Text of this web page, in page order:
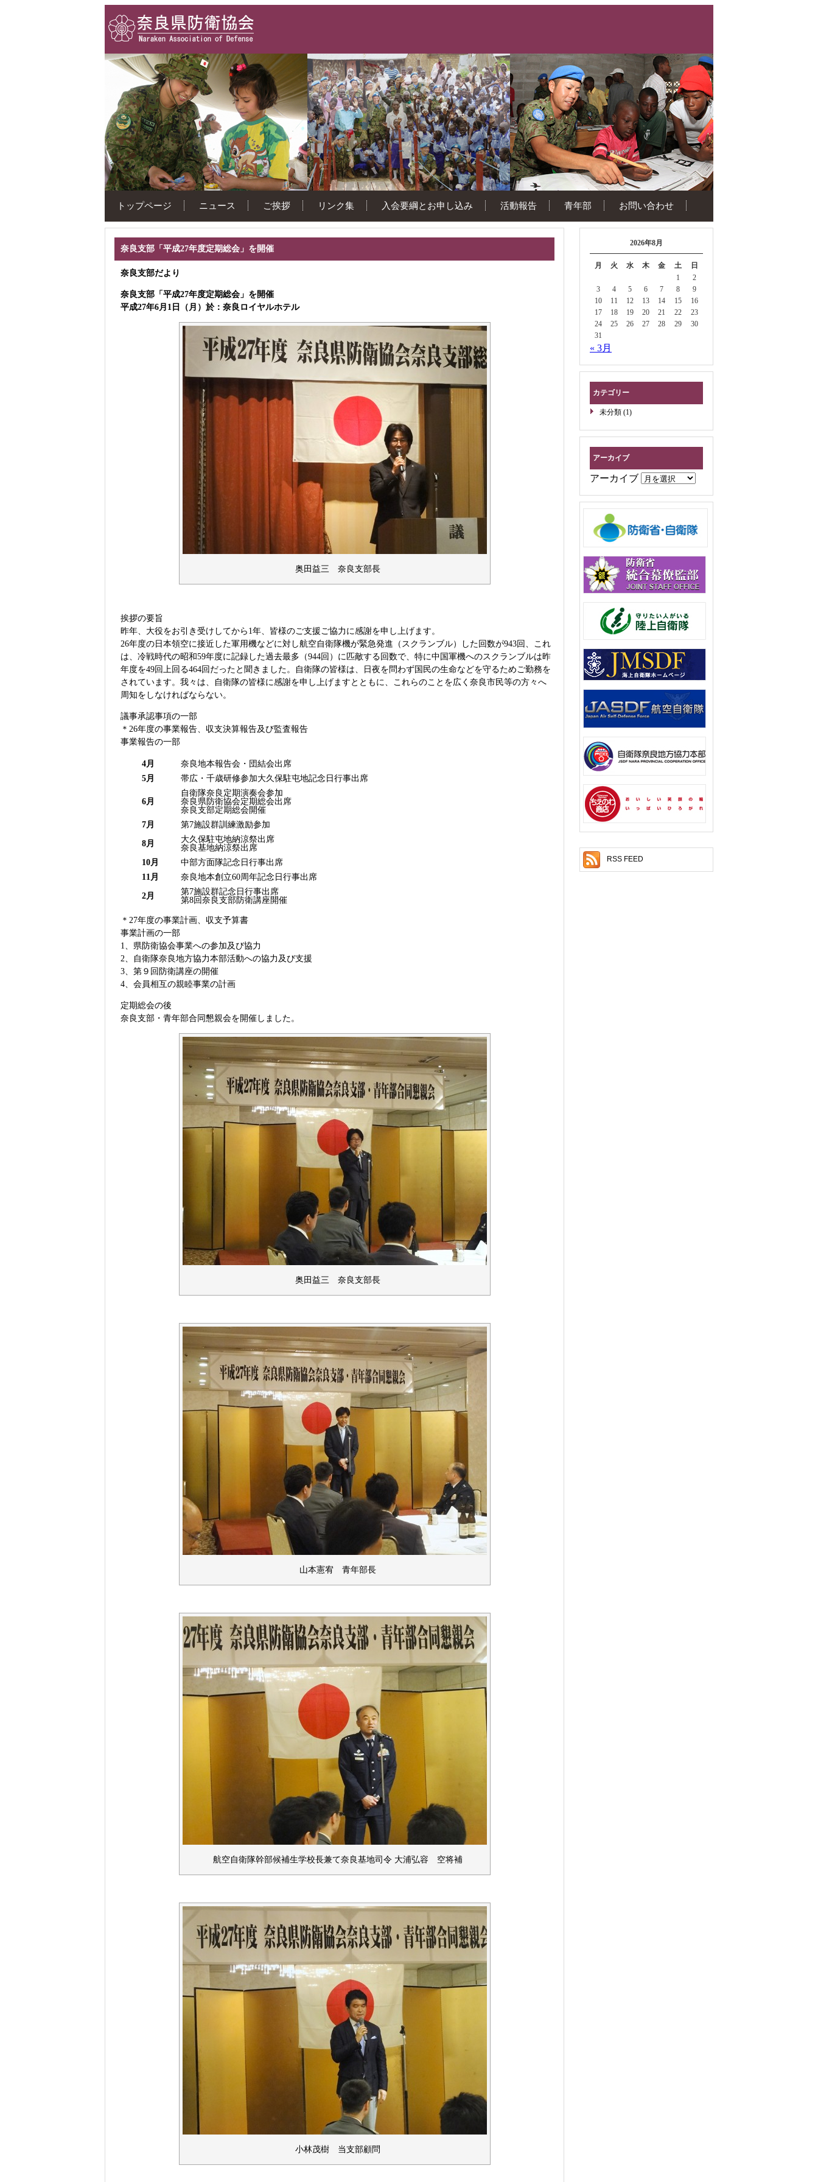
トップページ ニュース ご挨拶 リンク集 入会要綱とお申し込み 活動報告 青年部 お問い合わせ
奈良支部「平成27年度定期総会」を開催
奈良支部だより
奈良支部「平成27年度定期総会」を開催
平成27年6月1日（月）於：奈良ロイヤルホテル
奥田益三 奈良支部長
挨拶の要旨
昨年、大役をお引き受けしてから1年、皆様のご支援ご協力に感謝を申し上げます。
26年度の日本領空に接近した軍用機などに対し航空自衛隊機が緊急発進（スクランブル）した回数が943回、これ
は、冷戦時代の昭和59年度に記録した過去最多（944回）に匹敵する回数で、特に中国軍機へのスクランブルは昨
年度を49回上回る464回だったと聞きました。自衛隊の皆様は、日夜を問わず国民の生命などを守るためご勤務を
されています。我々は、自衛隊の皆様に感謝を申し上げますとともに、これらのことを広く奈良市民等の方々へ
周知をしなければならない。
議事承認事項の一部
＊26年度の事業報告、収支決算報告及び監査報告
事業報告の一部
4月
奈良地本報告会・団結会出席
5月
帯広・千歳研修参加大久保駐屯地記念日行事出席
6月
自衛隊奈良定期演奏会参加
奈良県防衛協会定期総会出席
奈良支部定期総会開催
7月
第7施設群訓練激励参加
8月
大久保駐屯地納涼祭出席
奈良基地納涼祭出席
10月
中部方面隊記念日行事出席
11月
奈良地本創立60周年記念日行事出席
2月
第7施設群記念日行事出席
第8回奈良支部防衛講座開催
＊27年度の事業計画、収支予算書
事業計画の一部
1、県防衛協会事業への参加及び協力
2、自衛隊奈良地方協力本部活動への協力及び支援
3、第９回防衛講座の開催
4、会員相互の親睦事業の計画
定期総会の後
奈良支部・青年部合同懇親会を開催しました。
奥田益三 奈良支部長
山本憲宥 青年部長
航空自衛隊幹部候補生学校長兼て奈良基地司令 大浦弘容 空将補
小林茂樹 当支部顧問
2026年8月
月 火 水 木 金 土
日
1
2
3
4 5 6 7 8
9
10
11 12 13 14 15
16
17
18 19 20 21 22
23
24
25 26 27 28 29
30
31
« 3月
カテゴリー
未分類 (1)
アーカイブ
アーカイブ
RSS FEED